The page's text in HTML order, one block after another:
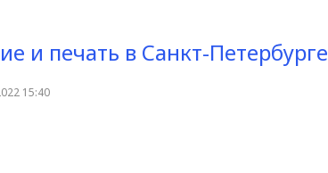
и печать в Санкт-Петербурге
15:40